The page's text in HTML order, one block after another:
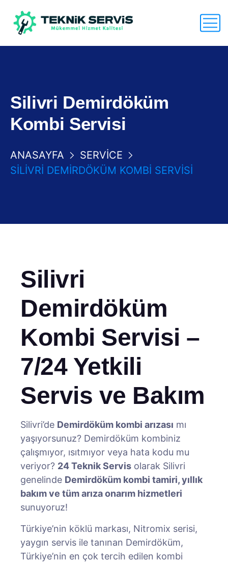
Silivri Demirdöküm
Kombi Servisi
ANASAYFA
SERVICE
SILIVRI DEMIRDÖKÜM KOMBI SERVISI
Silivri
Demirdöküm
Kombi Servisi –
7/24 Yetkili
Servis ve Bakım
Silivri’de Demirdöküm kombi arızası mı
yaşıyorsunuz? Demirdöküm kombiniz
çalışmıyor, ısıtmıyor veya hata kodu mu
veriyor? 24 Teknik Servis olarak Silivri
genelinde Demirdöküm kombi tamiri, yıllık
bakım ve tüm arıza onarım hizmetleri
sunuyoruz!
Türkiye’nin köklü markası, Nitromix serisi,
yaygın servis ile tanınan Demirdöküm,
Türkiye’nin en çok tercih edilen kombi